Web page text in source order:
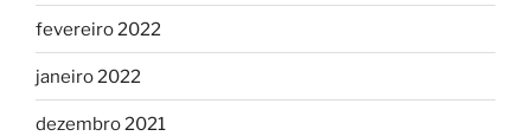
fevereiro 2022
janeiro 2022
dezembro 2021